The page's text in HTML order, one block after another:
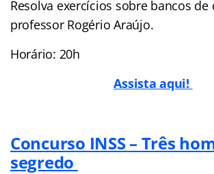
Resolva exercícios sobre bancos
professor Rogério Araújo.
Horário: 20h
Assista aqui!
Concurso INSS – Três
segredo